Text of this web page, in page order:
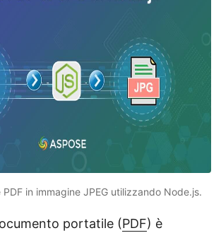
in immagine JPEG utilizzando Node.js.
portatile (PDF) è